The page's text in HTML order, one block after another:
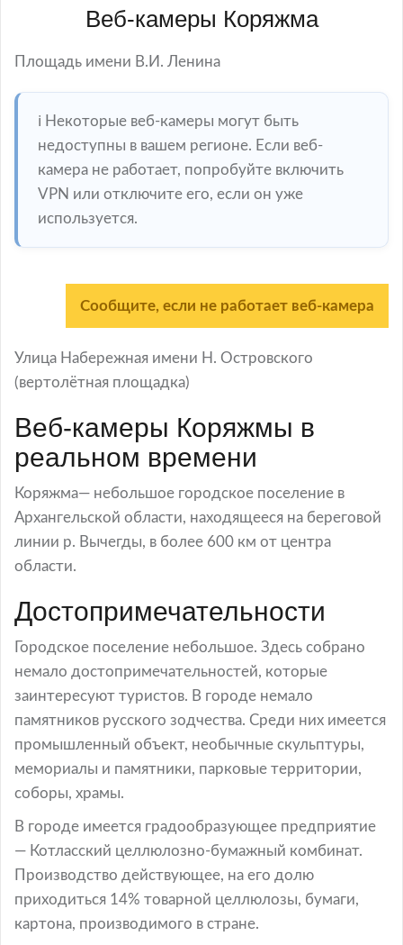
Веб-камеры Коряжма
Площадь имени В.И. Ленина
ℹ️ Некоторые веб-камеры могут быть
недоступны в вашем регионе. Если веб-
камера не работает, попробуйте включить
VPN или отключите его, если он уже
используется.
Сообщите, если не работает веб-камера
Улица Набережная имени Н. Островского
(вертолётная площадка)
Веб-камеры Коряжмы в
реальном времени
Коряжма— небольшое городское поселение в
Архангельской области, находящееся на береговой
линии р. Вычегды, в более 600 км от центра
области.
Достопримечательности
Городское поселение небольшое. Здесь собрано
немало достопримечательностей, которые
заинтересуют туристов. В городе немало
памятников русского зодчества. Среди них имеется
промышленный объект, необычные скульптуры,
мемориалы и памятники, парковые территории,
соборы, храмы.
В городе имеется градообразующее предприятие
— Котласский целлюлозно-бумажный комбинат.
Производство действующее, на его долю
приходиться 14% товарной целлюлозы, бумаги,
картона, производимого в стране.